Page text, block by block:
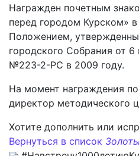
Награжден почетным
перед городом Курском» в
Положением,
городского Собрания от 6
№223-2-РС в 2009 году.
На момент награждения
директор методического
Хотите дополнить или
Вернуться в список